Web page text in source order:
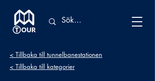
< Tillbaka till tunnelbanestationen
< Tillbaka till kategorier